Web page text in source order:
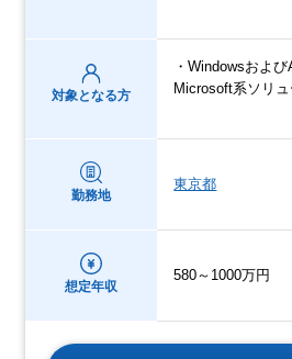
対象となる方
・Windowsおよ
Microsoft系ソリ
勤務地
東京都
想定年収
580～1000万円